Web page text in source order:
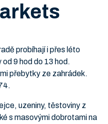
probíhají i přes léto
9 hod do 13 hod.
přebytky ze zahrádek.
uzeniny, těstoviny z
s masovými dobrotami na